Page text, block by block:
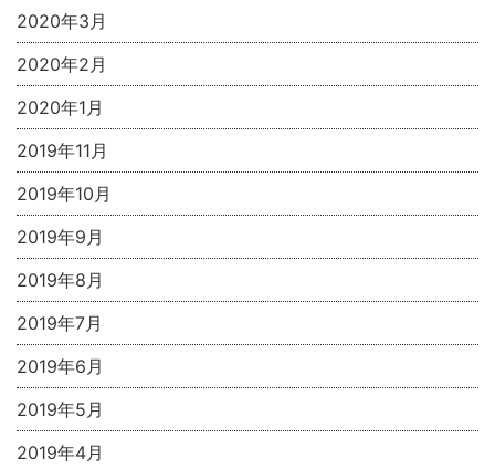
2020年3月
2020年2月
2020年1月
2019年11月
2019年10月
2019年9月
2019年8月
2019年7月
2019年6月
2019年5月
2019年4月